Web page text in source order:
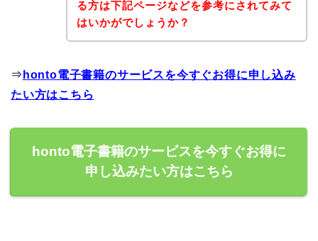
る方は下記ページなどを参考にされてみて
はいかがでしょうか？
⇒ honto電子書籍のサービスを今すぐお得に申し込み
たい方はこちら
honto電子書籍のサービスを今すぐお得に
申し込みたい方はこちら